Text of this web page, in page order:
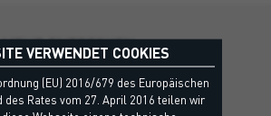
MEHR ENTDECKEN
Lösungen, die Sie
könnten
VERWENDET COOKIES
(EU) 2016/679 des Europäischen
des Rates vom 27. April 2016 teilen wir